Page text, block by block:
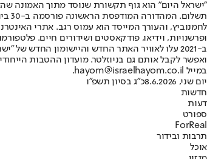
"ישראל היום" הוא גוף תקשורת שנוסד מתוך האמונה
ופרשנויות, וידיאו, פודקאסטים ושידורים חיים.
ב-2021 עלו לאוויר האתר החדש והיישומון
ואפשר לקבל אותם גם בניוזלטר. מועדון ההטבות
במייל hayom@israelhayom.co.il.
יום שני, 8.6.2026
כ"ג בסיון תשפ"ו
חדשות
דעות
ספורט
ForReal
תרבות ובידור
אוכל